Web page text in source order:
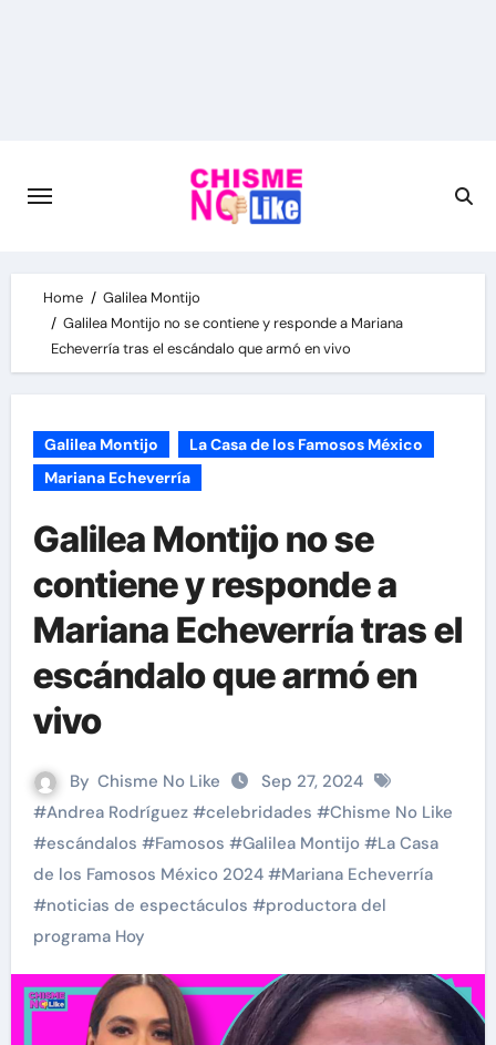
Home
Galilea Montijo
Galilea Montijo no se contiene y responde a Mariana
Echeverría tras el escándalo que armó en vivo
Galilea Montijo
La Casa de los Famosos México
Mariana Echeverría
Galilea Montijo no se
contiene y responde a
Mariana Echeverría tras el
escándalo que armó en
vivo
By Chisme No Like
Sep 27, 2024
#Andrea Rodríguez#celebridades #Chisme No Like
#escándalos #Famosos #Galilea Montijo#La Casa
de los Famosos México 2024#Mariana Echeverría
#noticias de espectáculos #productora del
programa Hoy